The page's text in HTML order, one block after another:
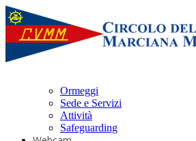
Ormeggi
Sede e Servizi
Attività
Safeguarding